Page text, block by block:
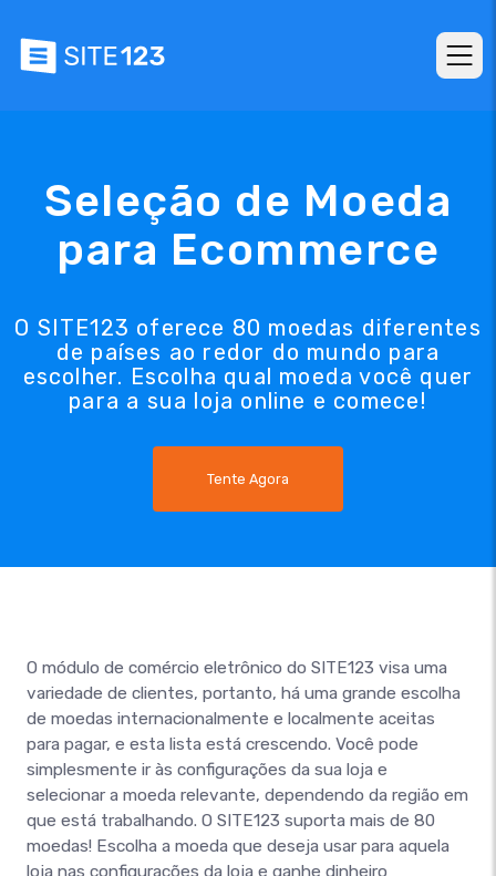
Seleção de Moeda
para Ecommerce
O SITE123 oferece 80 moedas diferentes
de países ao redor do mundo para
escolher. Escolha qual moeda você quer
para a sua loja online e comece!
Tente Agora
O módulo de comércio eletrônico do SITE123 visa uma
variedade de clientes, portanto, há uma grande escolha
de moedas internacionalmente e localmente aceitas
para pagar, e esta lista está crescendo. Você pode
simplesmente ir às configurações da sua loja e
selecionar a moeda relevante, dependendo da região em
que está trabalhando. O SITE123 suporta mais de 80
moedas! Escolha a moeda que deseja usar para aquela
loja nas configurações da loja e ganhe dinheiro